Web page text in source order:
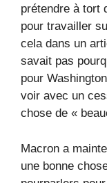
prétendre à tort
pour travailler
cela dans un
savait pas
pour
voir avec un
chose de «
Macron a
une bonne